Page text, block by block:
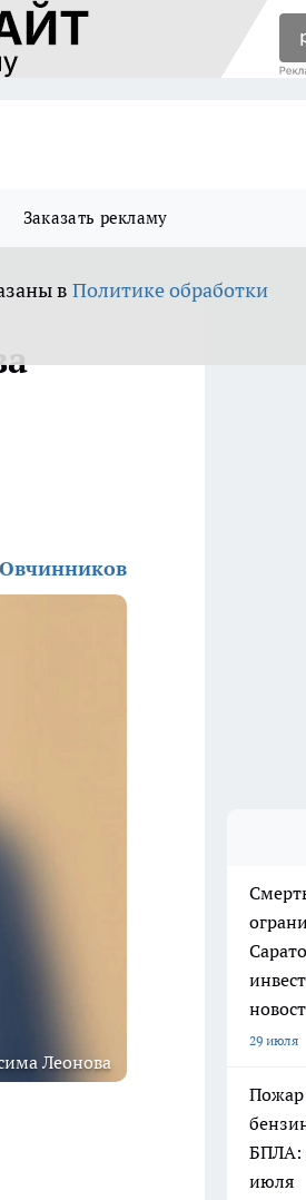
Заказать рекламу
в Политике обработки
Леонова
29 июля
Пожар
БПЛА:
июля